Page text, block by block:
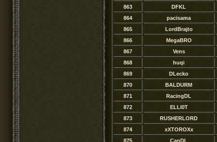
863
DFKL
864
pacisama
865
LordBrajto
866
MegaBRO
867
Vens
868
huqi
869
DLecko
870
BALDURM
871
RacingDL
872
ELLI0T
873
RUSHERLORD
874
xXTOROXx
875
CanDL